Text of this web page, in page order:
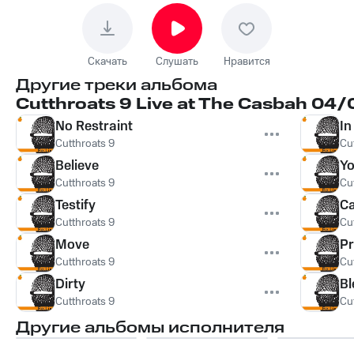
Скачать Слушать Нравится
Другие треки альбома
Cutthroats 9 Live at The Casbah
No Restraint
Cutthroats 9
Believe
Cutthroats 9
Testify
Cutthroats 9
Move
Cutthroats 9
Dirty
Cutthroats 9
Другие альбомы исполнителя